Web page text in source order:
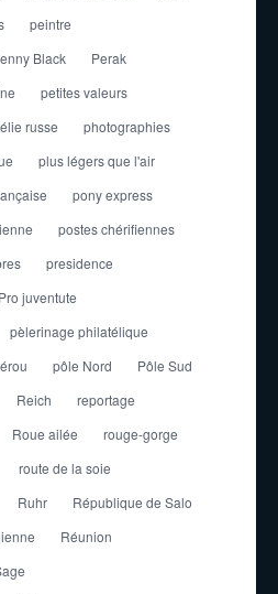
peintre
Black
Perak
petites valeurs
russe
photographies
plus légers que l'air
pony express
postes chérifiennes
presidence
Pro juventute
pèlerinage philatélique
pôle Nord
Pôle Sud
Reich
reportage
Roue ailée
rouge-gorge
route de la soie
Ruhr
République de Salo
Réunion